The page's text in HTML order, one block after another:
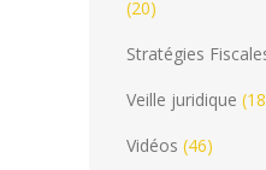
(20)
Stratégies
Veille juridique
Vidéos (46)